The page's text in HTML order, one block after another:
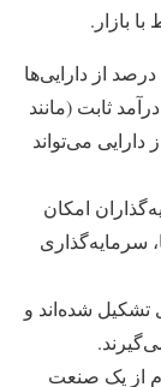
بازار.
این صندوق‌ها حداقل ۴۰ درصد از دارایی‌ها
با درآمد ثابت (مانند
می‌تواند
امکان
سرمایه‌گذاری
تشکیل شده‌اند و
از یک صنعت